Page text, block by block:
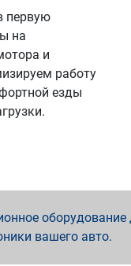
первую
на
и
работу
езды
оборудование
вашего авто.